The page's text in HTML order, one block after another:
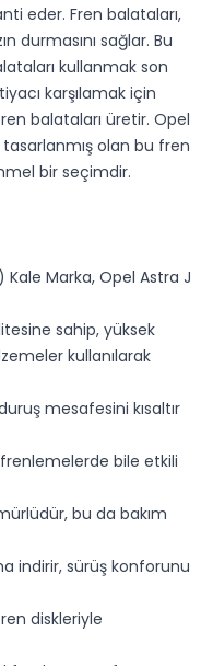
eder. Fren balataları,
durmasını sağlar. Bu
kullanmak son
karşılamak için
balataları üretir. Opel
olan bu fren
bir seçimdir.
Kale Marka, Opel Astra J
sahip, yüksek
kullanılarak
mesafesini kısaltır
frenlemelerde bile etkili
bu da bakım
indirir, sürüş konforunu
diskleriyle